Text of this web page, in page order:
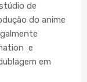
de
do anime
e
em